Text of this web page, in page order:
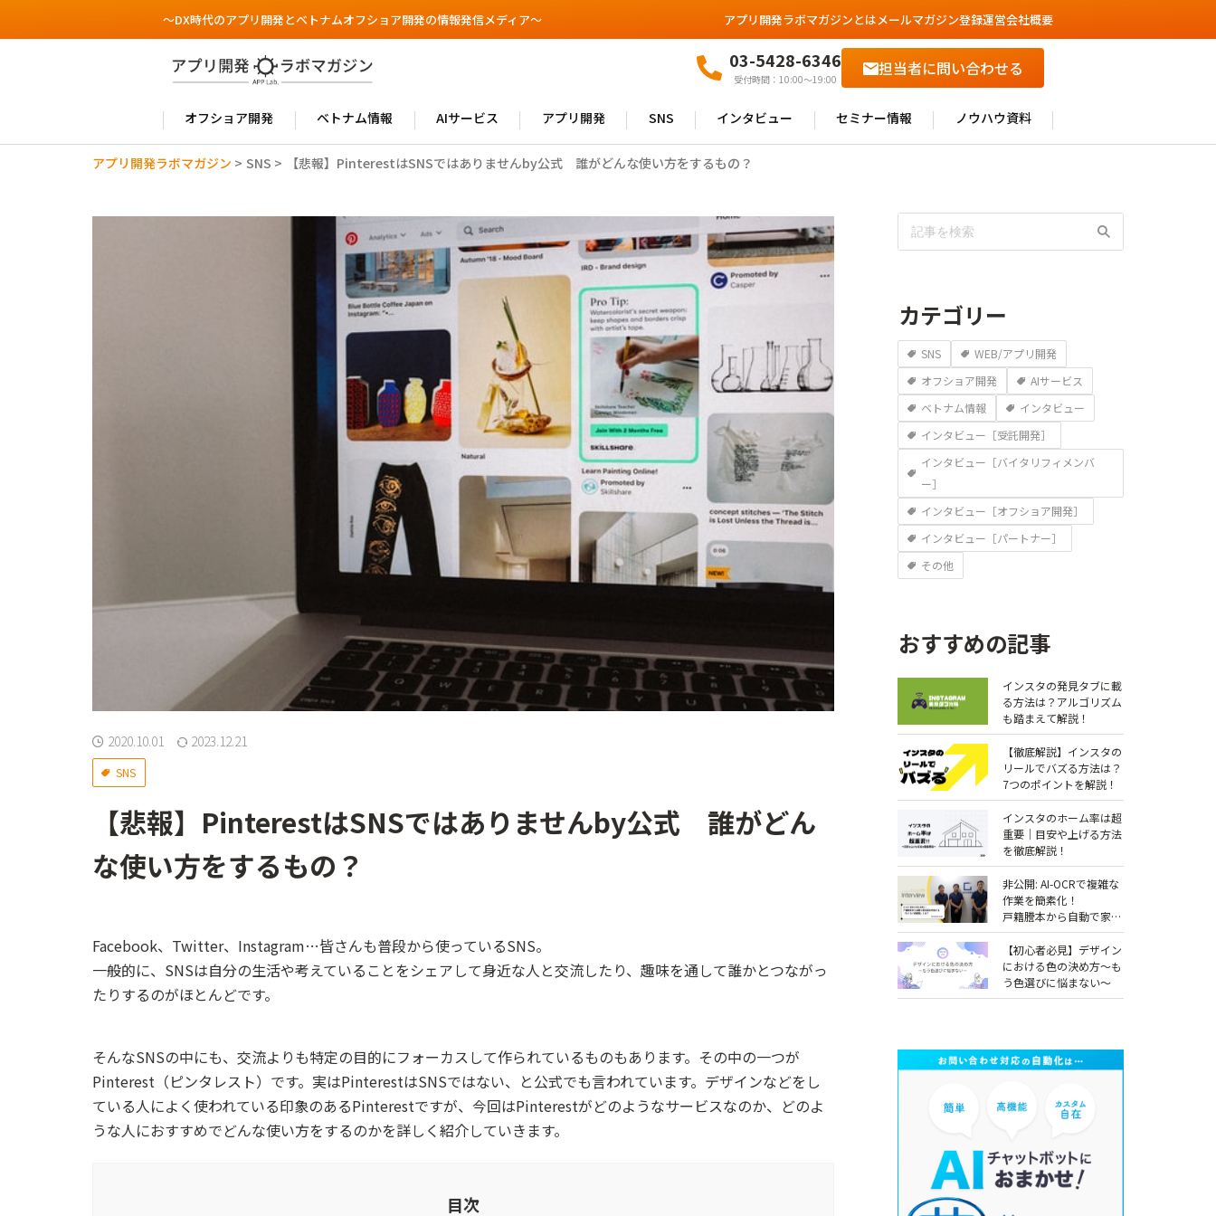
～DX時代のアプリ開発とベトナムオフショア開発の情報発信メディア～ アプリ開発ラボマガジンとはメールマガジン登録運営会社概要
03-5428-6346
受付時間：10:00〜19:00
担当者に問い合わせる
オフショア開発 ベトナム情報 AIサービス アプリ開発 SNS インタビュー セミナー情報 ノウハウ資料
アプリ開発ラボマガジン > SNS > 【悲報】PinterestはSNSではありませんby公式 誰がどんな使い方をするもの？
2020.10.01 2023.12.21
SNS
【悲報】PinterestはSNSではありませんby公式 誰がどん
な使い方をするもの？
Facebook、Twitter、Instagram…皆さんも普段から使っているSNS。
一般的に、SNSは自分の生活や考えていることをシェアして身近な人と交流したり、趣味を通して誰かとつながっ
たりするのがほとんどです。
そんなSNSの中にも、交流よりも特定の目的にフォーカスして作られているものもあります。その中の一つが
Pinterest（ピンタレスト）です。実はPinterestはSNSではない、と公式でも言われています。デザインなどをし
ている人によく使われている印象のあるPinterestですが、今回はPinterestがどのようなサービスなのか、どのよ
うな人におすすめでどんな使い方をするのかを詳しく紹介していきます。
目次
カテゴリー
SNS
WEB/アプリ開発
オフショア開発
AIサービス
ベトナム情報
インタビュー
インタビュー［受託開発］
インタビュー［バイタリフィメンバ
ー］
インタビュー［オフショア開発］
インタビュー［パートナー］
その他
おすすめの記事
インスタの発見タブに載
る方法は？アルゴリズム
も踏まえて解説！
【徹底解説】インスタの
リールでバズる方法は？
7つのポイントを解説！￼
インスタのホーム率は超
重要｜目安や上げる方法
を徹底解説！
非公開: AI-OCRで複雑な
作業を簡素化！
戸籍謄本から自動で家系
図を作成する「らくらく
相続図」とは？
【COLORS社インタビュ
ー】
【初心者必見】デザイン
における色の決め方～も
う色選びに悩まない～